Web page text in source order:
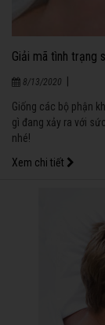
Giải mã tình trạng
8/13/2020
Giống các bộ phận
gì đang xảy ra với
nhé!
Xem chi tiết